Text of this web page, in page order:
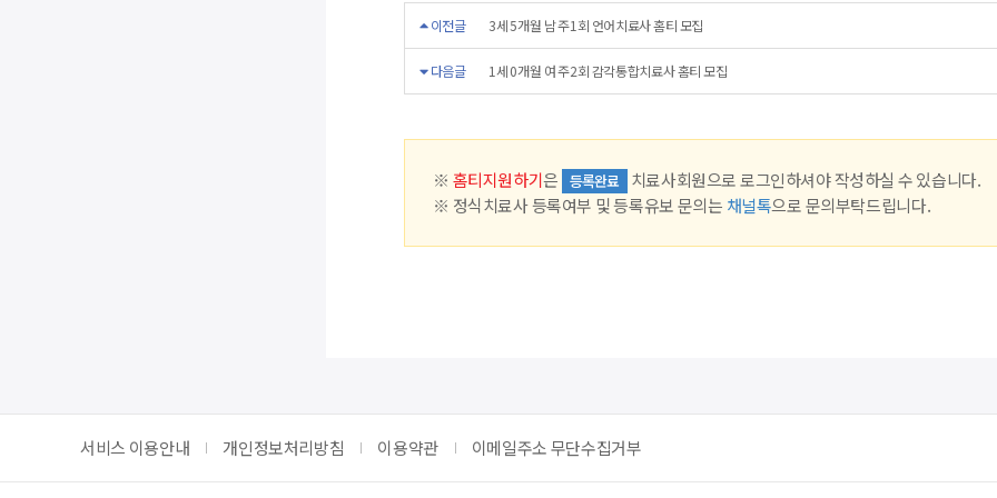
이전글 3세 5개월 남 주1회 언어치료사 홈티 모집
다음글 1세 0개월 여 주2회 감각통합치료사 홈티 모집
※ 홈티지원하기은 등록완료
치료사회원으로 로그인하셔야 작성하실 수 있습니다.
※ 정식치료사 등록여부 및 등록유보 문의는 채널톡으로 문의부탁드립니다.
서비스 이용안내 개인정보처리방침 이용약관 이메일주소 무단수집거부